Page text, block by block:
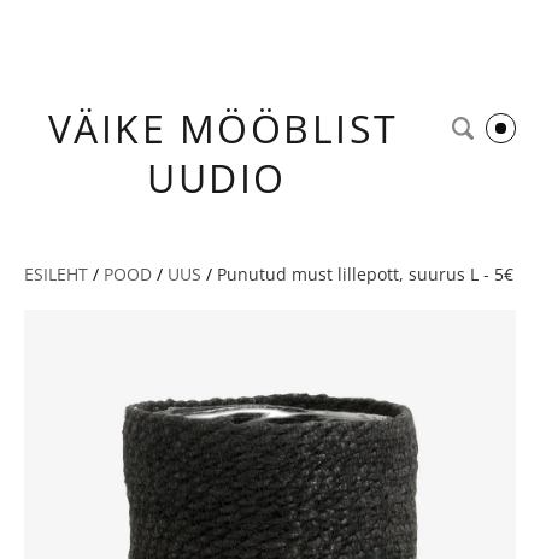
VÄIKE MÖÖBLIST
UUDIO
ESILEHT / POOD / UUS / Punutud must lillepott, suurus L - 5€